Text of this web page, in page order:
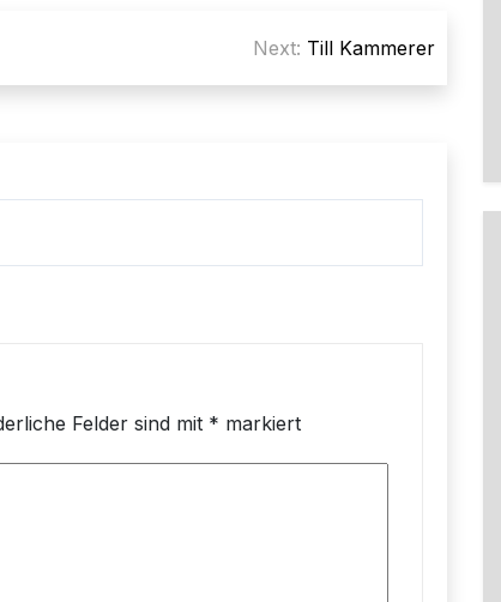
Next: Till Kammerer
Felder sind mit * markiert